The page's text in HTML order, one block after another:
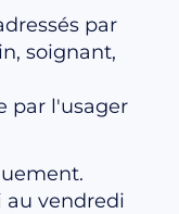
par
soignant,
par l'usager
au vendredi